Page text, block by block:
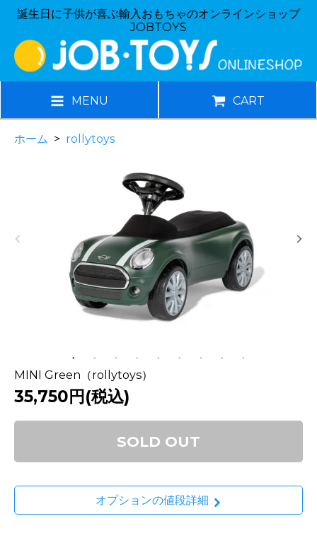
誕生日に子供が喜ぶ輸入おもちゃのオンラインショップ
JOBTOYS
MENU CART
ホーム > rollytoys
MINI Green（rollytoys）
35,750円(税込)
SOLD OUT
オプションの値段詳細